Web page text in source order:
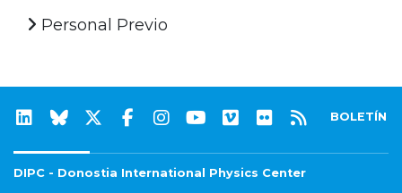
Personal Previo
BOLETÍN
DIPC - Donostia International Physics Center